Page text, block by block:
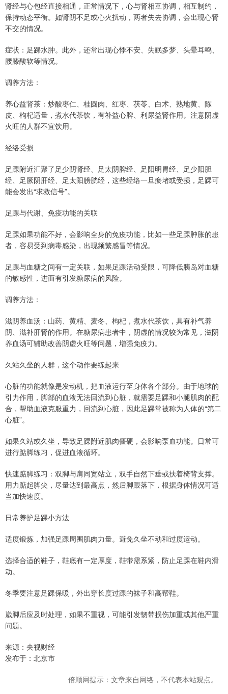
肾经与心包经直接相通，正常情况下，心与肾相互协调，相互制约，
保持动态平衡。如肾阴不足或心火扰动，两者失去协调，会出现心肾
不交的情况。
症状：足踝水肿。此外，还常出现心悸不安、失眠多梦、头晕耳鸣、
腰膝酸软等情况。
调养方法：
养心益肾茶：炒酸枣仁、桂圆肉、红枣、茯苓、白术、熟地黄、陈
皮、枸杞适量，煮水代茶饮，有补益心脾、利尿益肾作用。注意阴虚
火旺的人群不宜饮用。
经络受损
足踝附近汇聚了足少阴肾经、足太阴脾经、足阳明胃经、足少阳胆
经、足厥阴肝经、足太阳膀胱经，这些经络一旦瘀堵或受损，足踝可
能会发出“求救信号”。
足踝与代谢、免疫功能的关联
足踝如果功能不好，会影响全身的免疫功能，比如一些足踝肿胀的患
者，容易受到病毒感染，出现频繁感冒等情况。
足踝与血糖之间有一定关联，如果足踝活动受限，可降低胰岛对血糖
的敏感性，进而有引发糖尿病的风险。
调养方法：
滋阴养血汤：山药、黄精、麦冬、枸杞，煮水代茶饮，具有补气养
阴、滋补肝肾的作用。在糖尿病患者中，阴虚的情况较为常见，滋阴
养血汤可辅助改善阴虚火旺等问题，增强免疫力。
久站久坐的人群，这个动作要练起来
心脏的功能就像是发动机，把血液运行至身体各个部分。由于地球的
引力作用，脚部的血液无法回流到心脏，就需要足踝和小腿肌肉的配
合，帮助血液克服重力，回流到心脏，因此足踝常被称为人体的“第二
心脏”。
如果久站或久坐，导致足踝附近肌肉僵硬，会影响泵血功能。日常可
进行踮脚练习，促进血液循环。
快速踮脚练习：双脚与肩同宽站立，双手自然下垂或扶着椅背支撑。
用力踮起脚尖，尽量达到最高点，然后脚跟落下，根据身体情况可适
当加快速度。
日常养护足踝小方法
适度锻炼，加强足踝周围肌肉力量。避免久坐不动和过度运动。
选择合适的鞋子，鞋底有一定厚度，鞋带需系紧，防止足踝在鞋内滑
动。
冬季要注意足踝保暖，外出穿长度过踝的袜子和高帮鞋。
崴脚后应及时处理，如果不重视，可能引发韧带损伤加重或其他严重
问题。
来源：央视财经
发布于：北京市
倍顺网提示：文章来自网络，不代表本站观点。